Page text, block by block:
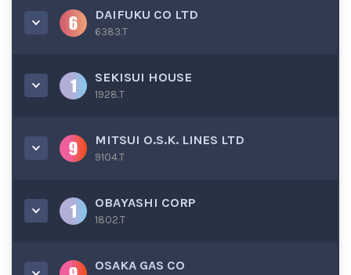
DAIFUKU CO LTD
6383.T
SEKISUI HOUSE
1928.T
MITSUI O.S.K. LINES LTD
9104.T
OBAYASHI CORP
1802.T
OSAKA GAS CO